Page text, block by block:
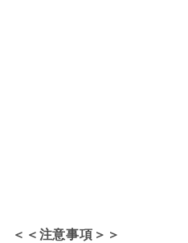
＜＜注意事項＞＞